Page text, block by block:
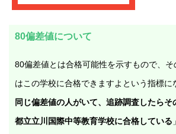
80偏差値について
80偏差値とは合格可能性を示すもので、
はこの学校に合格できますよという指標に
同じ偏差値の人がいて、追跡調査したら
都立立川国際中等教育学校に合格している